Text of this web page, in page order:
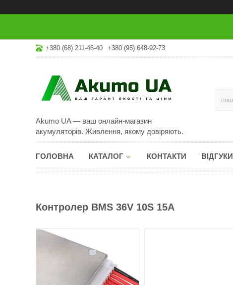
+380 (68) 211-46-40 +380 (95) 648-92-73
Akumo UA — ваш онлайн-магазин
акумуляторів. Живлення, якому довіряють.
ГОЛОВНА КАТАЛОГ КОНТАКТИ ВІДГУКИ
Контролер BMS 36V 10S 15А